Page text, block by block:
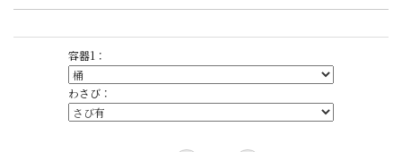
容器1：
わさび：